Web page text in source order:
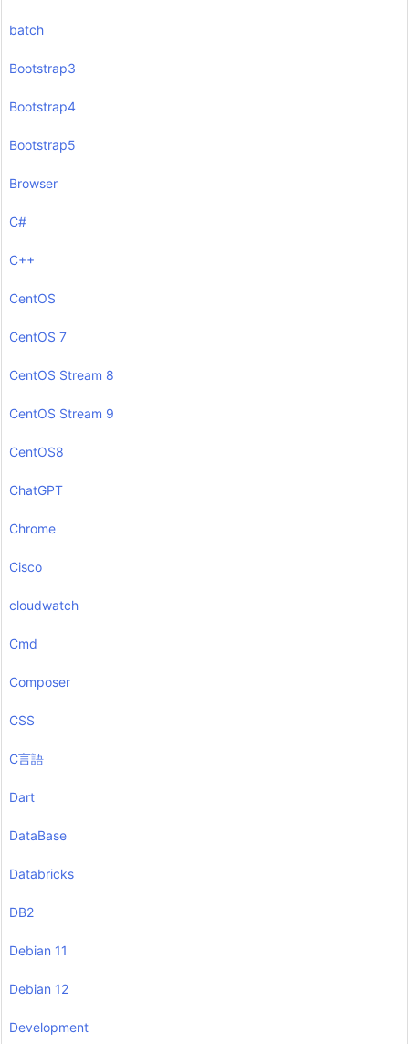
batch
Bootstrap3
Bootstrap4
Bootstrap5
Browser
C#
C++
CentOS
CentOS 7
CentOS Stream 8
CentOS Stream 9
CentOS8
ChatGPT
Chrome
Cisco
cloudwatch
Cmd
Composer
CSS
C言語
Dart
DataBase
Databricks
DB2
Debian 11
Debian 12
Development